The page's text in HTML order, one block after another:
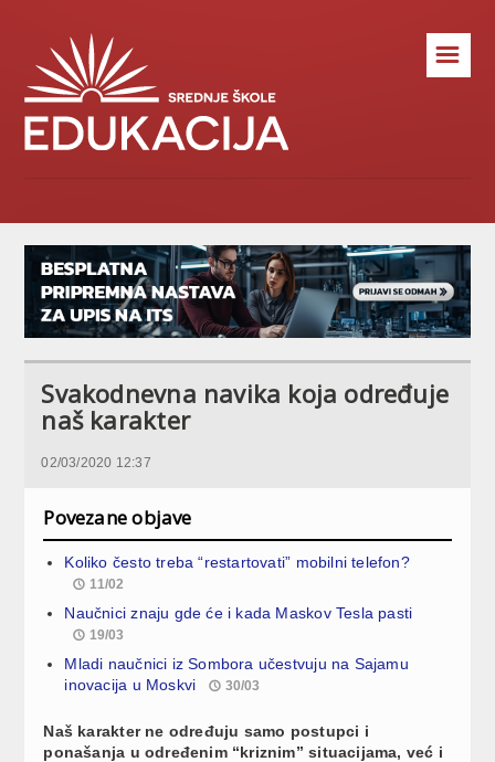
☰
Svakodnevna navika koja određuje
naš karakter
02/03/2020 12:37
Povezane objave
Koliko često treba “restartovati” mobilni telefon?
11/02
Naučnici znaju gde će i kada Maskov Tesla pasti
19/03
Mladi naučnici iz Sombora učestvuju na Sajamu
inovacija u Moskvi
30/03
Naš karakter ne određuju samo postupci i
ponašanja u određenim “kriznim” situacijama, već i